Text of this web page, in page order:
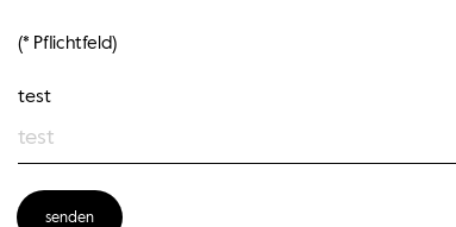
(* Pflichtfeld)
Pflichtfelder sind mit einem Sternchen (*)
test
senden